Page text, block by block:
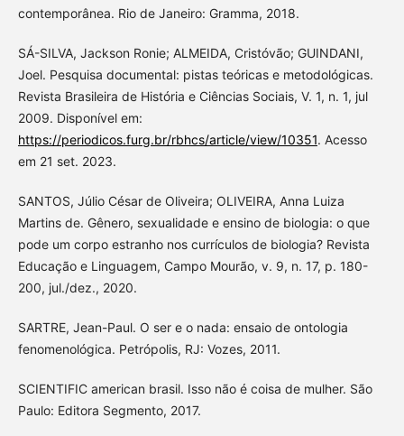
contemporânea. Rio de Janeiro: Gramma, 2018.
SÁ-SILVA, Jackson Ronie; ALMEIDA, Cristóvão; GUINDANI,
Joel. Pesquisa documental: pistas teóricas e metodológicas.
Revista Brasileira de História e Ciências Sociais, V. 1, n. 1, jul
2009. Disponível em:
https://periodicos.furg.br/rbhcs/article/view/10351. Acesso
em 21 set. 2023.
SANTOS, Júlio César de Oliveira; OLIVEIRA, Anna Luiza
Martins de. Gênero, sexualidade e ensino de biologia: o que
pode um corpo estranho nos currículos de biologia? Revista
Educação e Linguagem, Campo Mourão, v. 9, n. 17, p. 180-
200, jul./dez., 2020.
SARTRE, Jean-Paul. O ser e o nada: ensaio de ontologia
fenomenológica. Petrópolis, RJ: Vozes, 2011.
SCIENTIFIC american brasil. Isso não é coisa de mulher. São
Paulo: Editora Segmento, 2017.